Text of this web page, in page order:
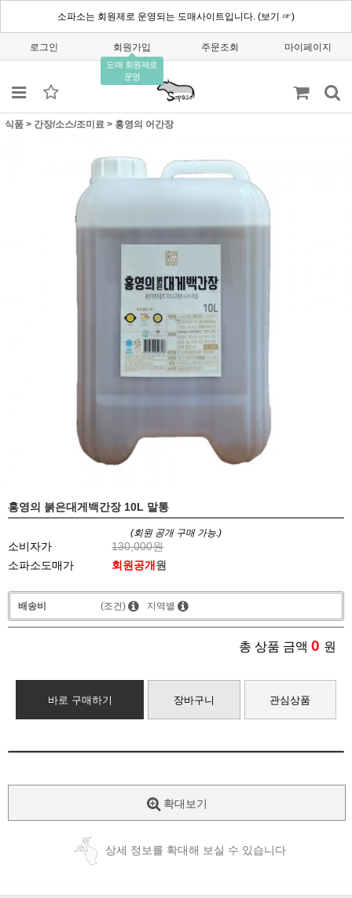
소파소는 회원제로 운영되는 도매사이트입니다. (보기 ☞)
로그인 회원가입
도매 회원제로
운영
주문조회 마이페이지
식품 > 간장/소스/조미료 > 홍영의 어간장
홍영의 붉은대게백간장 10L 말통
(회원 공개 구매 가능.)
소비자가
130,000원
소파소도매가
회원공개 원
배송비 (조건) 지역별
총 상품 금액 0 원
바로 구매하기 장바구니 관심상품
확대보기
상세 정보를 확대해 보실 수 있습니다